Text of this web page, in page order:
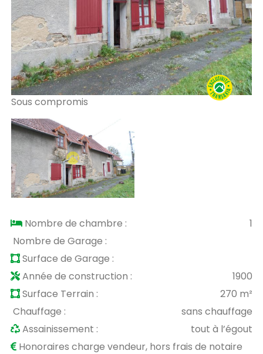
Sous compromis
Nombre de chambre :
1
Nombre de Garage :
Surface de Garage :
Année de construction :
1900
Surface Terrain :
270 m²
Chauffage :
sans chauffage
Assainissement :
tout à l’égout
Honoraires charge vendeur, hors frais de notaire